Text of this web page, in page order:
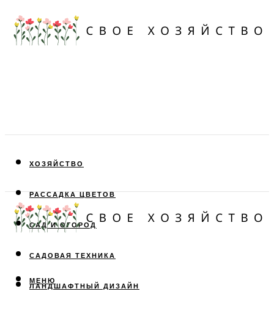
ХОЗЯЙСТВО
РАССАДКА ЦВЕТОВ
САД И ОГОРОД
САДОВАЯ ТЕХНИКА
ЛАНДШАФТНЫЙ ДИЗАЙН
МЕНЮ